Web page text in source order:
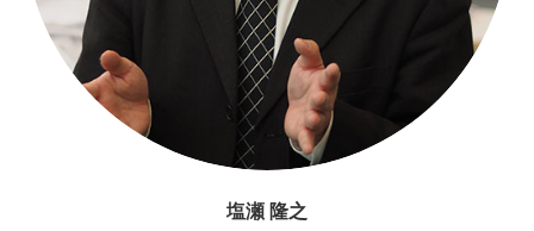
塩瀬 隆之